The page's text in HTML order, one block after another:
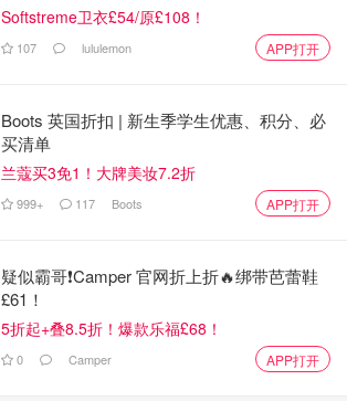
Softstreme卫衣£54/原£108！
107 lululemon APP打开
Boots 英国折扣 | 新生季学生优惠、积分、必
买清单
兰蔻买3免1！大牌美妆7.2折
999+ 117 Boots APP打开
疑似霸哥❗️Camper 官网折上折🔥绑带芭蕾鞋
£61！
5折起+叠8.5折！爆款乐福£68！
0 Camper APP打开